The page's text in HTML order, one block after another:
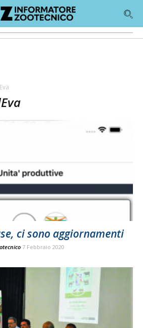
ci sono aggiornamenti
7 Febbraio 2020